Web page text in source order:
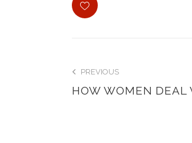
PREVIOUS
HOW WOMEN DEAL